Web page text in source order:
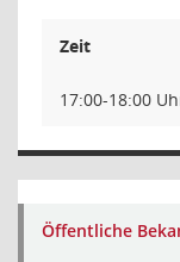
Zeit
17:00-18:00
Öffentliche